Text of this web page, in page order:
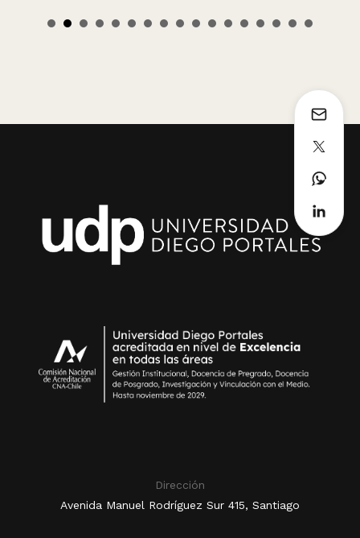
Dirección
Avenida Manuel Rodríguez Sur 415, Santiago